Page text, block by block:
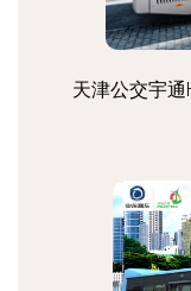
天津公交宇